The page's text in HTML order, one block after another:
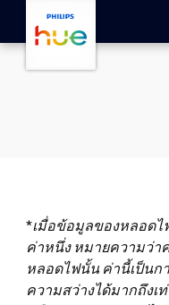
*เมื่อข้อมูลของหลอดไ
ค่าหนึ่ง หมายความว่า
หลอดไฟนั้น ค่านี้เป็นก
ความสว่างได้มากถึงเ